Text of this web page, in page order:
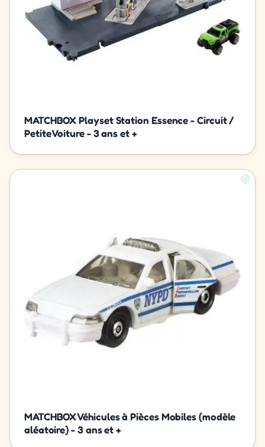
MATCHBOX Playset Station Essence - Circuit /
Petite Voiture - 3 ans et +
MATCHBOX Véhicules à Pièces Mobiles (modèle
aléatoire) - 3 ans et +